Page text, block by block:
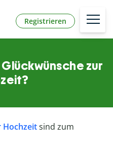
Registrieren
zur
Hochzeitsind zum